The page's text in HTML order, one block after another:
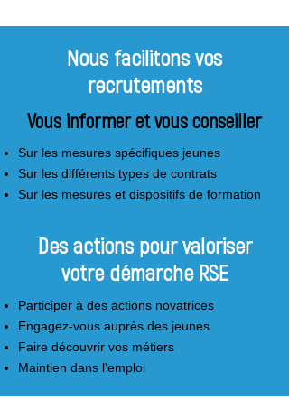
Nous facilitons vos
recrutements
Vous informer et vous conseiller
Sur les mesures spécifiques jeunes
Sur les différents types de contrats
Sur les mesures et dispositifs de formation
Des actions pour valoriser
votre démarche RSE
Participer à des actions novatrices
Engagez-vous auprès des jeunes
Faire découvrir vos métiers
Maintien dans l'emploi